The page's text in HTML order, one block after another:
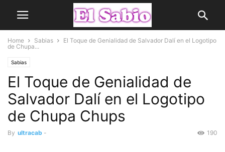
Home Sabias
El Toque de Genialidad de Salvador Dalí en el Logotipo
de Chupa...
Sabias
El Toque de Genialidad de
Salvador Dalí en el Logotipo
de Chupa Chups
By ultracab - 190